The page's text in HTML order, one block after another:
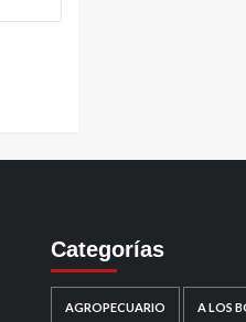
Categorías
AGROPECUARIO A LOS